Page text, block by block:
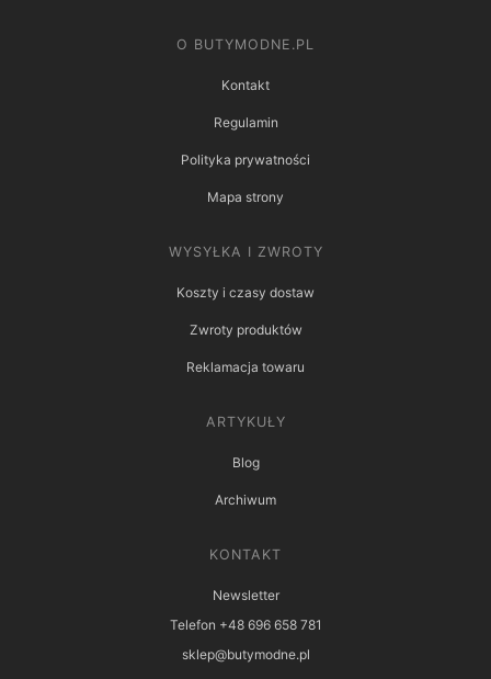
O BUTYMODNE.PL
Kontakt
Regulamin
Polityka prywatności
Mapa strony
WYSYŁKA I ZWROTY
Koszty i czasy dostaw
Zwroty produktów
Reklamacja towaru
ARTYKUŁY
Blog
Archiwum
KONTAKT
Newsletter
Telefon +48 696 658 781
sklep@butymodne.pl